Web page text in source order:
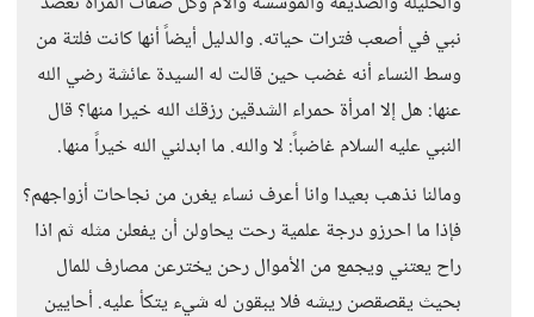
نبي في أصعب فترات حياته. والدليل أيضاً أنها كانت فلتة من
وسط النساء أنه غضب حين قالت له السيدة عائشة رضي الله
عنها: هل إلا امرأة حمراء الشدقين رزقك الله خيرا منها؟ قال
النبي عليه السلام غاضباً: لا والله. ما ابدلني الله خيراً منها.
ومالنا نذهب بعيدا وانا أعرف نساء يغرن من نجاحات أزواجهم؟
فإذا ما احرزو درجة علمية رحت يحاولن أن يفعلن مثله ثم اذا
راح يعتني ويجمع من الأموال رحن يخترعن مصارف للمال
بحيث يقصقصن ريشه فلا يبقون له شيء يتكأ عليه. أحايين